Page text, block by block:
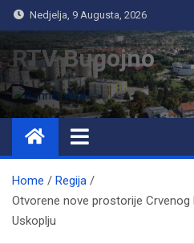
Nedjelja, 9 Augusta, 2026
RTV Bugojno
Home
Regija
Otvorene nove prostorije
Uskoplju